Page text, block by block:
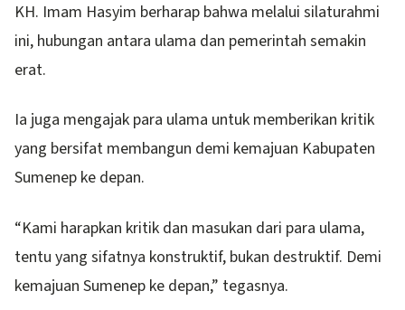
KH. Imam Hasyim berharap bahwa melalui silaturahmi
ini, hubungan antara ulama dan pemerintah semakin
erat.
Ia juga mengajak para ulama untuk memberikan kritik
yang bersifat membangun demi kemajuan Kabupaten
Sumenep ke depan.
“Kami harapkan kritik dan masukan dari para ulama,
tentu yang sifatnya konstruktif, bukan destruktif. Demi
kemajuan Sumenep ke depan,” tegasnya.